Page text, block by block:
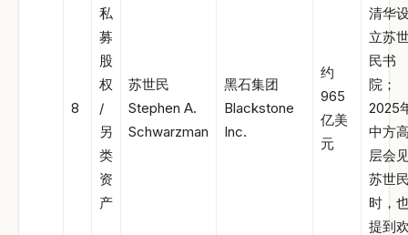
8
私
募
股
权
/
另
类
资
产
苏世民
Stephen A.
Schwarzman
黑石集团
Blackstone
Inc.
约
965
亿美
元
清华
立苏
民书
院；
2025
中方
层会
苏世
时，
提到